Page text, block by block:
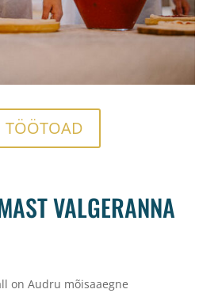
TÖÖTOAD
VALGERANNA
on Audru mõisaaegne